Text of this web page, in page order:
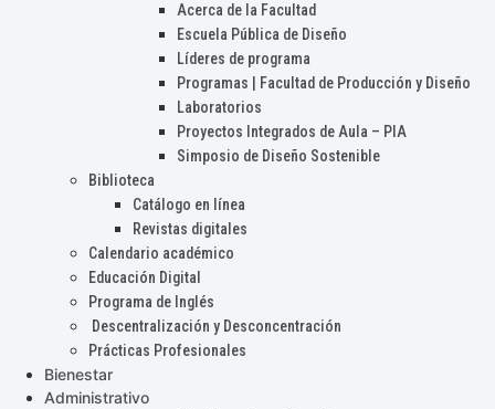
Acerca de la Facultad
Escuela Pública de Diseño
Líderes de programa
Programas | Facultad de Producción y Diseño
Laboratorios
Proyectos Integrados de Aula – PIA
Simposio de Diseño Sostenible
Biblioteca
Catálogo en línea
Revistas digitales
Calendario académico
Educación Digital
Programa de Inglés
Descentralización y Desconcentración
Prácticas Profesionales
Bienestar
Administrativo